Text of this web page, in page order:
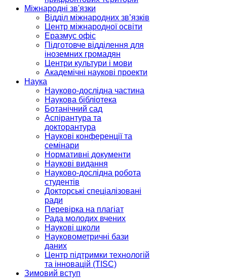
Міжнародні зв'язки
Відділ міжнародних зв’язків
Центр міжнародної освіти
Еразмус офіс
Підготовче відділення для
іноземних громадян
Центри культури і мови
Академічні наукові проекти
Наука
Науково-дослідна частина
Наукова бібліотека
Ботанічний сад
Аспірантура та
докторантура
Наукові конференції та
семінари
Нормативні документи
Наукові видання
Науково-дослідна робота
студентів
Докторські спеціалізовані
ради
Перевірка на плагіат
Рада молодих вчених
Наукові школи
Науковометричні бази
даних
Центр підтримки технологій
та інновацій (TISC)
Зимовий вступ